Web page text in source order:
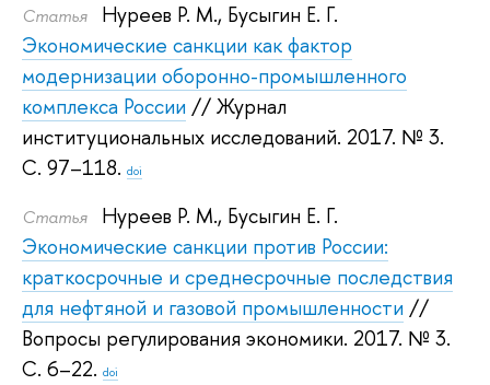
Статья Нуреев Р. М., Бусыгин Е. Г.
Экономические санкции как фактор
модернизации оборонно-промышленного
комплекса России // Журнал
институциональных исследований. 2017. № 3.
С. 97–118. doi
Статья Нуреев Р. М., Бусыгин Е. Г.
Экономические санкции против России:
краткосрочные и среднесрочные последствия
для нефтяной и газовой промышленности //
Вопросы регулирования экономики. 2017. № 3.
С. 6–22. doi